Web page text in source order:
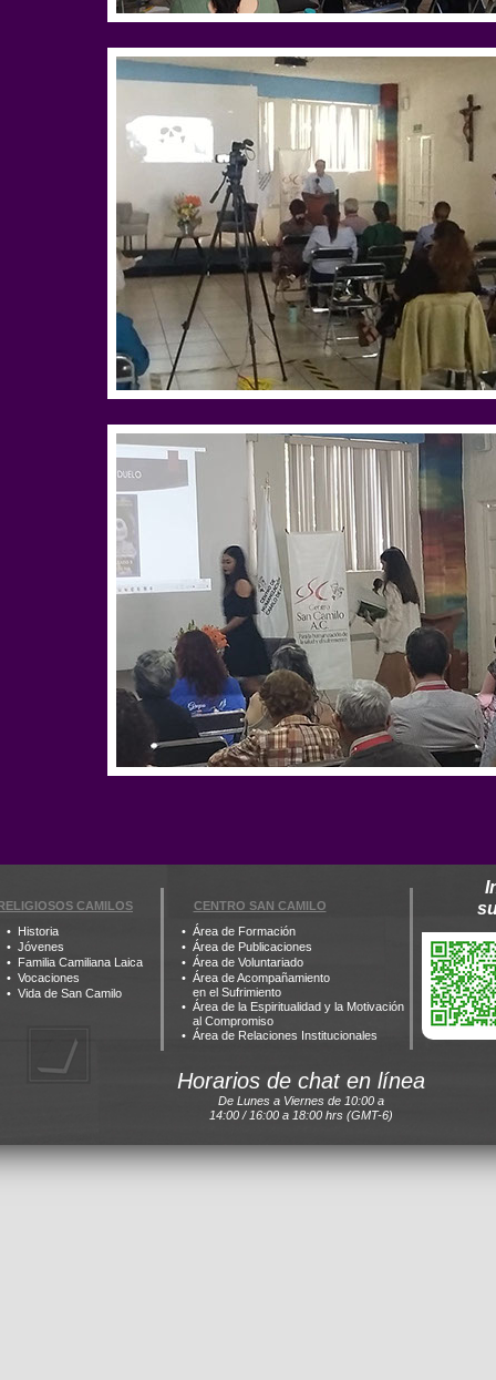
CAMILOS
Historia
Jóvenes
Familia Camiliana Laica
Vocaciones
Vida de San Camilo
CENTRO SAN CAMILO
Área de Formación
Área de Publicaciones
Área de Voluntariado
Área de Acompañamiento
en el Sufrimiento
Área de la Espiritualidad y la Motivación
al Compromiso
Área de Relaciones Institucionales
Horarios de chat en línea
De Lunes a Viernes de 10:00 a
14:00 / 16:00 a 18:00 hrs (GMT-6)